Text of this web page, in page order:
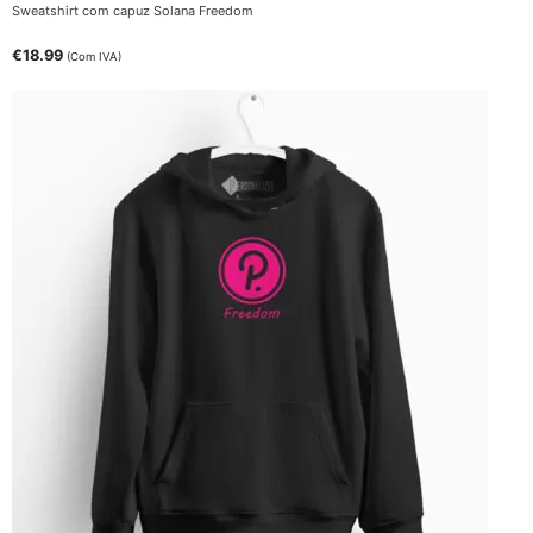
Sweatshirt com capuz Solana Freedom
€18.99 (Com IVA)